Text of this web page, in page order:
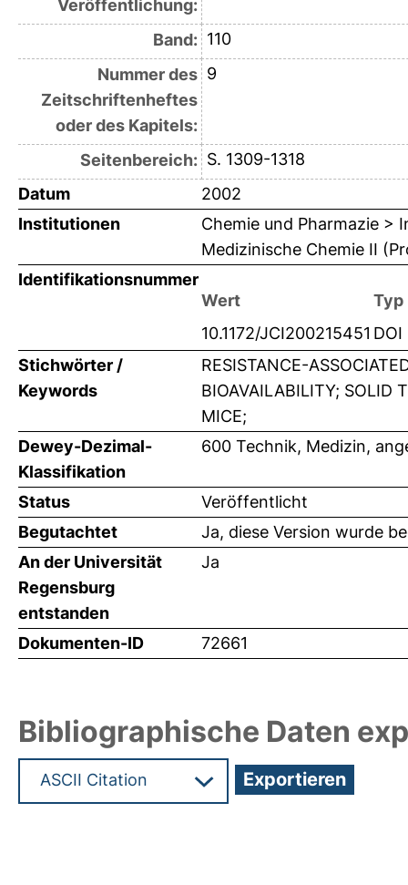
Veröffentlichung:
Band: 110
Nummer des
Zeitschriftenheftes
oder des Kapitels:
9
Seitenbereich: S. 1309-1318
Datum
2002
Institutionen
Chemie und Pharmazie >
Medizinische Chemie II
Identifikationsnummer
Wert
Typ
10.1172/JCI200215451 DOI
Stichwörter /
Keywords
RESISTANCE-
BIOAVAILABILITY; SOLID
MICE;
Dewey-Dezimal-
Klassifikation
600 Technik, Medizin,
Status
Veröffentlicht
Begutachtet
Ja, diese Version wurde
An der Universität
Regensburg
entstanden
Ja
Dokumenten-ID 72661
Bibliographische Daten